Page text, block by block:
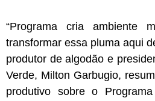
“Programa cria ambiente
transformar essa pluma aqui
produtor de algodão e
Verde, Milton Garbugio,
produtivo sobre o